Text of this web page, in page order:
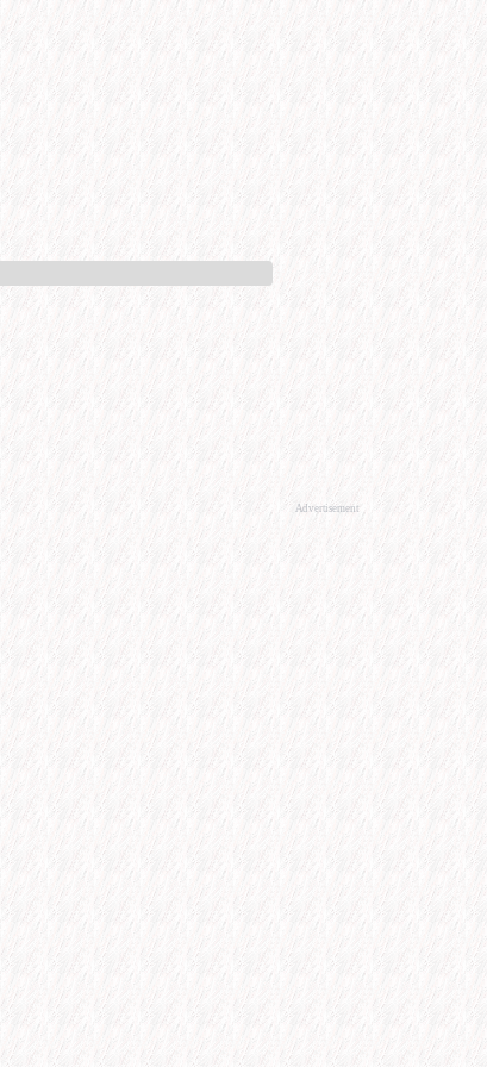
Advertisement